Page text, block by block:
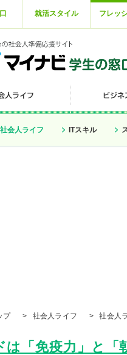
就活スタイル フレッ
社会人ライフ ITスキル
プ > 社会人ライフ > 社会人
は「免疫力」と「